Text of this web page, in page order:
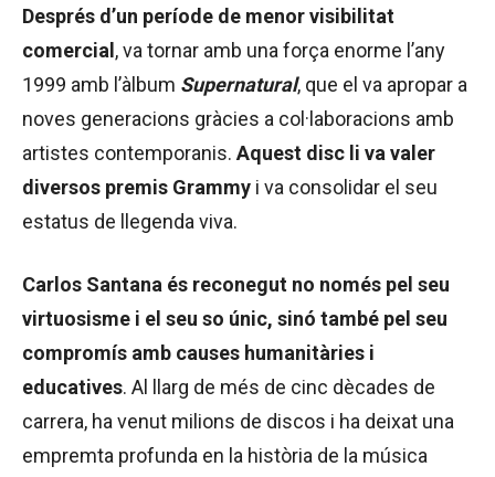
Després d’un període de menor visibilitat
comercial , va tornar amb una força enorme l’any
1999 amb l’àlbum Supernatural, que el va apropar a
noves generacions gràcies a col·laboracions amb
artistes contemporanis. Aquest disc li va valer
diversos premis Grammy i va consolidar el seu
estatus de llegenda viva.
Carlos Santana és reconegut no només pel seu
virtuosisme i el seu so únic, sinó també pel seu
compromís amb causes humanitàries i
educatives. Al llarg de més de cinc dècades de
carrera, ha venut milions de discos i ha deixat una
empremta profunda en la història de la música